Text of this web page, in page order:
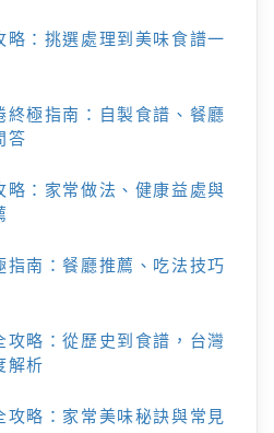
略：挑選處理到美味食譜一
終極指南：自製食譜、餐廳
答
略：家常做法、健康益處與
指南：餐廳推薦、吃法技巧
攻略：從歷史到食譜，台灣
解析
攻略：家常美味秘訣與常見